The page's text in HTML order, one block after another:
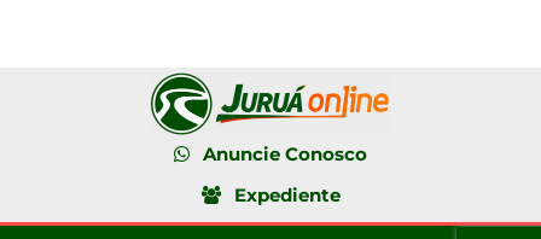
Anuncie Conosco
Expediente